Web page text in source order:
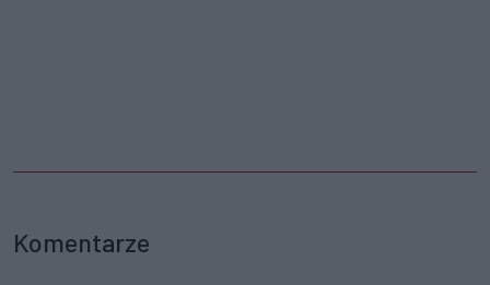
Komentarze